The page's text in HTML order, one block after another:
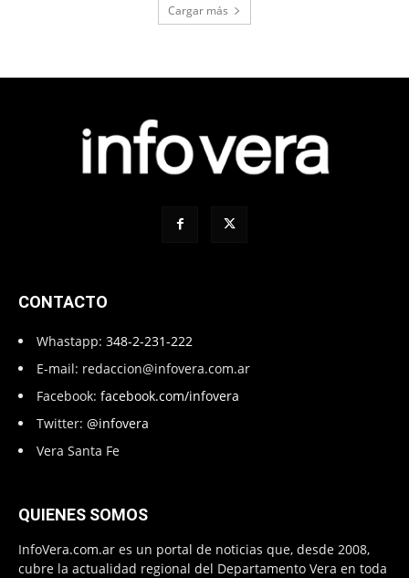
Cargar más
CONTACTO
Whastapp: 348-2-231-222
E-mail: redaccion@infovera.com.ar
Facebook: facebook.com/infovera
Twitter: @infovera
Vera Santa Fe
QUIENES SOMOS
InfoVera.com.ar es un portal de noticias que, desde 2008,
cubre la actualidad regional del Departamento Vera en toda